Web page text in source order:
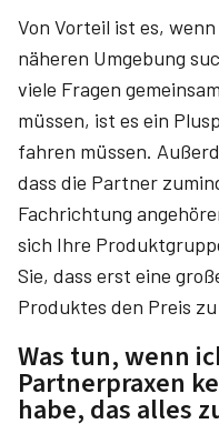
Von Vorteil ist es,
näheren Umgebung
viele Fragen
müssen, ist es ein
fahren müssen.
dass die Partner
Fachrichtung
sich Ihre
Sie, dass erst eine
Produktes den Preis
Was tun, wenn
Partnerpraxen
habe, das alles